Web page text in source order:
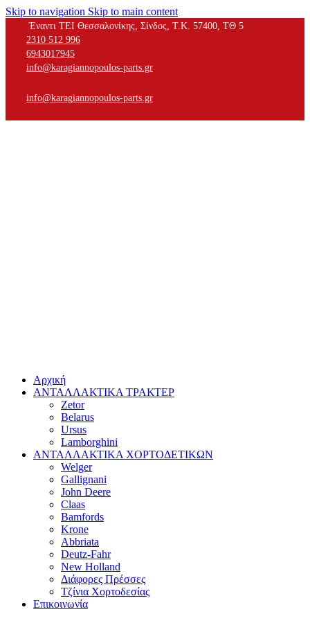
Skip to navigation Skip to main content
Έναντι ΤΕΙ Θεσσαλονίκης, Σίνδος, Τ.Κ. 57400, ΤΘ 5
2310 512 996
6943017945
info@karagiannopoulos-parts.gr
info@karagiannopoulos-parts.gr
Αρχική
ΑΝΤΑΛΛΑΚΤΙΚΑ ΤΡΑΚΤΕΡ
Zetor
Belarus
Ursus
Lamborghini
ΑΝΤΑΛΛΑΚΤΙΚΑ ΧΟΡΤΟΔΕΤΙΚΩΝ
Welger
Gallignani
John Deere
Claas
Bamfords
Krone
Abbriata
Deutz-Fahr
New Holland
Διάφορες Πρέσσες
Τζίνια Χορτοδεσίας
Επικοινωνία